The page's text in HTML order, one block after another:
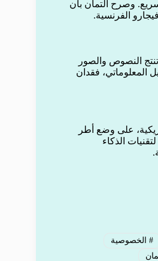
وصرح ألتمان بأن
الفرنسية.
النصوص والصور
المعلوماتي، فقدان
على وضع أطر
الذكاء
#الخصوصية